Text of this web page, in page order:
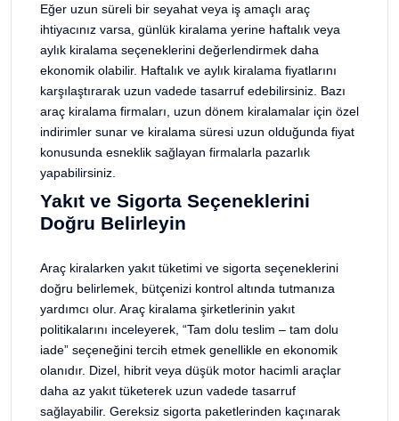
Eğer uzun süreli bir seyahat veya iş amaçlı araç
ihtiyacınız varsa, günlük kiralama yerine haftalık veya
aylık kiralama seçeneklerini değerlendirmek daha
ekonomik olabilir. Haftalık ve aylık kiralama fiyatlarını
karşılaştırarak uzun vadede tasarruf edebilirsiniz. Bazı
araç kiralama firmaları, uzun dönem kiralamalar için özel
indirimler sunar ve kiralama süresi uzun olduğunda fiyat
konusunda esneklik sağlayan firmalarla pazarlık
yapabilirsiniz.
Yakıt ve Sigorta Seçeneklerini
Doğru Belirleyin
Araç kiralarken yakıt tüketimi ve sigorta seçeneklerini
doğru belirlemek, bütçenizi kontrol altında tutmanıza
yardımcı olur. Araç kiralama şirketlerinin yakıt
politikalarını inceleyerek, “Tam dolu teslim – tam dolu
iade” seçeneğini tercih etmek genellikle en ekonomik
olanıdır. Dizel, hibrit veya düşük motor hacimli araçlar
daha az yakıt tüketerek uzun vadede tasarruf
sağlayabilir. Gereksiz sigorta paketlerinden kaçınarak